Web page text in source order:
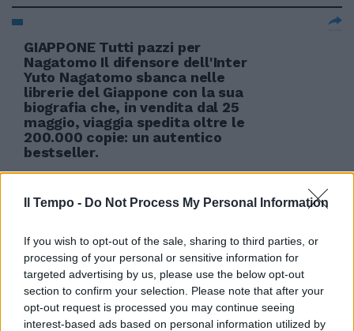
Il Tempo - Do Not Process My Personal Information
If you wish to opt-out of the sale, sharing to third parties, or
processing of your personal or sensitive information for
targeted advertising by us, please use the below opt-out
section to confirm your selection. Please note that after your
opt-out request is processed you may continue seeing
interest-based ads based on personal information utilized by
GIAPPONE Tutti pazzi per
Nagatomo Il difensore dell'Inter
Yuto Nagatomo sbanca nelle
librerie del Giappone con la sua
biografia che, in vendita dal 25
maggio, viaggia spedita oltre le
200.000 copie: un autentico
bestseller.
31/05/2011
Nella divertente commedia di
Genovese, Ricky Memphis veste
i panni di un autentico Peter Pan
che vive con papà e mamma
(Giovanna Ralli e Maurizio
Mattioli).